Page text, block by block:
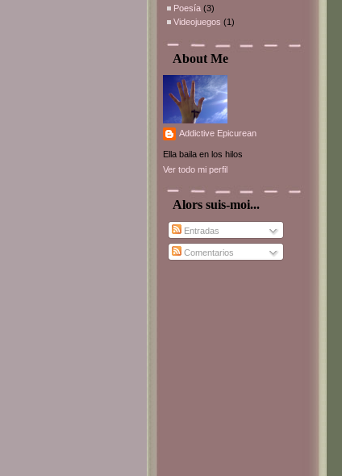
Poesía (3)
Videojuegos (1)
About Me
Addictive Epicurean
Ella baila en los hilos
Ver todo mi perfil
Alors suis-moi...
Entradas
Comentarios